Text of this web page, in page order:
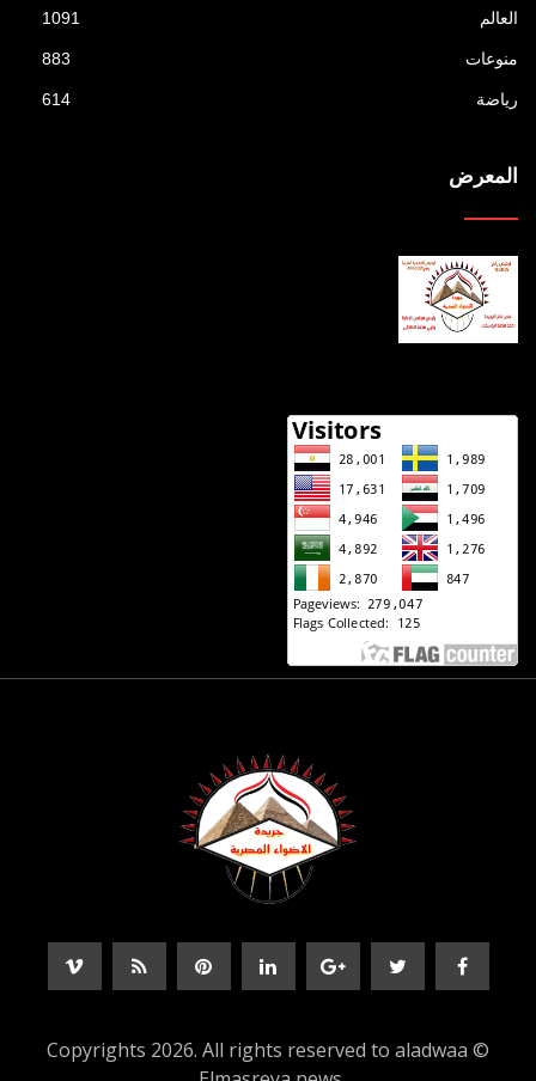
العالم 1091
منوعات 883
رياضة 614
المعرض
© Copyrights 2026. All rights reserved to aladwaa